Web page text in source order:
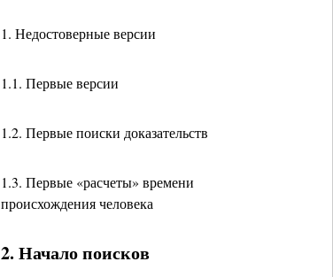
1. Недостоверные версии
1.1. Первые версии
1.2. Первые поиски доказательств
1.3. Первые «расчеты» времени
происхождения человека
2. Начало поисков